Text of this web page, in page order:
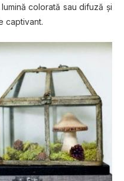
colorată ѕаu dіfuză șі
captivant.